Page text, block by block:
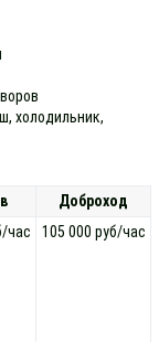
холодильник,
Доброход
час 105 000 руб/час